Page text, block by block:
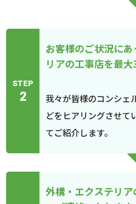
STEP
2
お客様のご状況に
リアの工事店を最
我々が皆様のコンシェ
どをヒアリングさせて
てご紹介します。
外構・エクステリ